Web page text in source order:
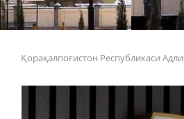
Қорақалпоғистон Республикаси